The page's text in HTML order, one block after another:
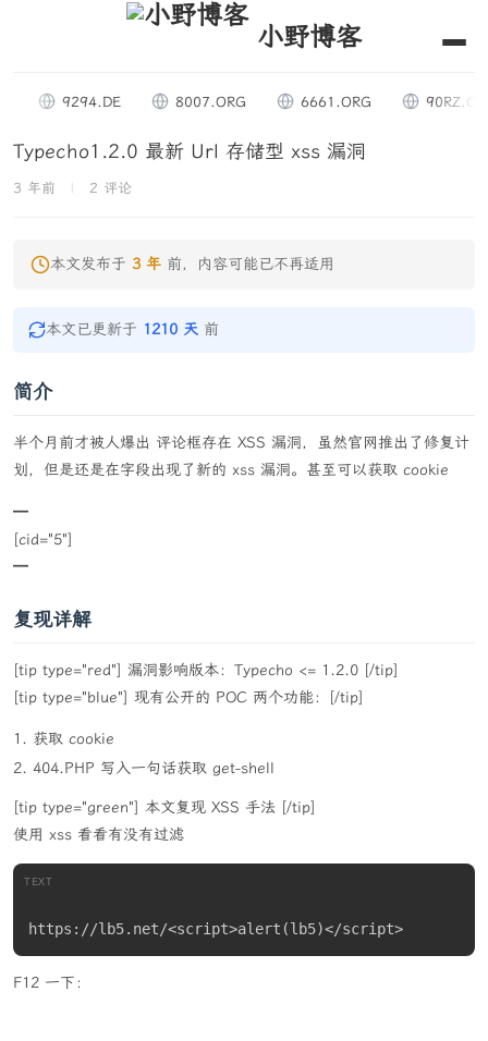
小野博客
9294.DE 8007.ORG 6661.ORG 90RZ.COM
Typecho1.2.0 最新 Url 存储型 xss 漏洞
3 年前 2 评论
本文发布于 3 年 前，内容可能已不再适用
本文已更新于 1210 天 前
简介
半个月前才被人爆出 评论框存在 XSS 漏洞，虽然官网推出了修复计
划，但是还是在字段出现了新的 xss 漏洞。甚至可以获取 cookie
━
[cid="5"]
━
复现详解
[tip type="red"] 漏洞影响版本：Typecho <= 1.2.0 [/tip]
[tip type="blue"] 现有公开的 POC 两个功能：[/tip]
获取 cookie
404.PHP 写入一句话获取 get-shell
[tip type="green"] 本文复现 XSS 手法 [/tip]
使用 xss 看看有没有过滤
https://lb5.net/<script>alert(lb5)</script>
TEXT
F12 一下：